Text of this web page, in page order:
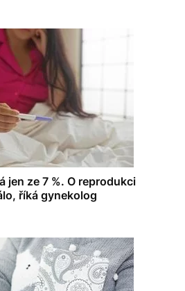
jen ze 7 %. O reprodukci
říká gynekolog